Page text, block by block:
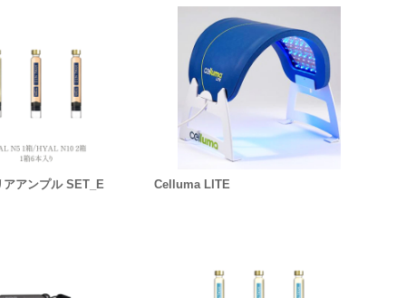
アンプル SET_E Celluma LITE